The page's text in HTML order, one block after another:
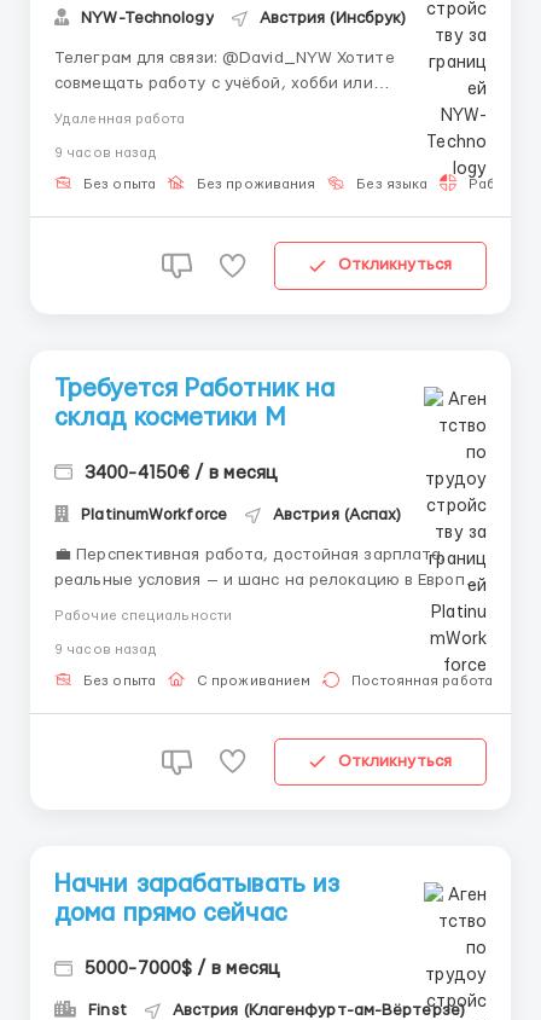
NYW-Technology Австрия (Инсбрук)
Телеграм для связи: @David_NYW Хотите
совмещать работу с учёбой, хобби или
путешествиями? 🏡 Онлайн-работа даёт свободу
управляете временем. ⏰ Мы обучаем,
сопровождаем наставником и предоставляем
Удаленная работа
9 часов назад
Без опыта Без проживания Без языка Работа
Откликнуться
Требуется Работник на
склад косметики М
3400-4150€ / в месяц
PlatinumWorkforce Австрия (Аспах)
💼 Перспективная работа, достойная зарплата,
реальные условия — и шанс на релокацию в Европу
детали по контракту или хочешь понять, стоит ли
игра свеч? Мы ✔️ Честно расскажем о вакансии ✔️
Ответим на любые вопросы ✔️ Подскажем п...
Рабочие специальности
9 часов назад
Без опыта С проживанием Постоянная работа
Откликнуться
Начни зарабатывать из
дома прямо сейчас
5000-7000$ / в месяц
Finst Австрия (Клагенфурт-ам-Вёртерзе)